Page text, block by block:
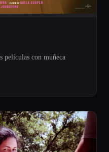
películas con muñeca